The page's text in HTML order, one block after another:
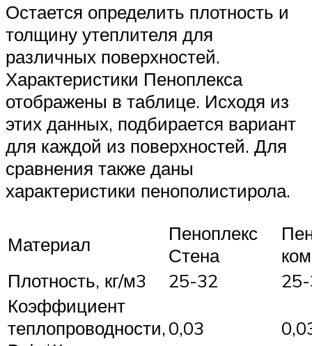
Остается определить плотность и
толщину утеплителя для
различных поверхностей.
Характеристики Пеноплекса
отображены в таблице. Исходя из
этих данных, подбирается вариант
для каждой из поверхностей. Для
сравнения также даны
характеристики пенополистирола.
Материал
Пеноплекс
Стена
Плотность, кг/м3
25-32
Коэффициент
теплопроводности,0,03